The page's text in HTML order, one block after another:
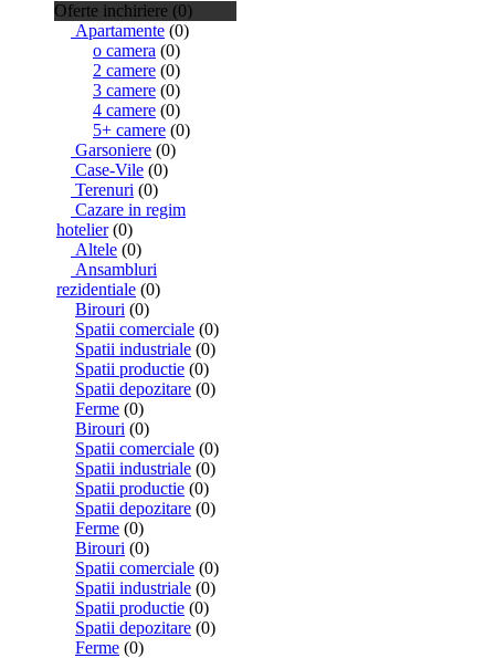
Oferte inchiriere (0)
Apartamente (0)
o camera (0)
2 camere (0)
3 camere (0)
4 camere (0)
5+ camere (0)
Garsoniere (0)
Case-Vile (0)
Terenuri (0)
Cazare in regim
hotelier(0)
Altele (0)
Ansambluri
rezidentiale (0)
Birouri (0)
Spatii comerciale (0)
Spatii industriale (0)
Spatii productie (0)
Spatii depozitare (0)
Ferme (0)
Birouri (0)
Spatii comerciale (0)
Spatii industriale (0)
Spatii productie (0)
Spatii depozitare (0)
Ferme (0)
Birouri (0)
Spatii comerciale (0)
Spatii industriale (0)
Spatii productie (0)
Spatii depozitare (0)
Ferme (0)